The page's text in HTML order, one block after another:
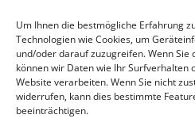
Um Ihnen die bestmögliche Erfahrung
Technologien wie Cookies, um
und/oder darauf zuzugreifen. Wenn Sie
können wir Daten wie Ihr Surfverhalten
Website verarbeiten. Wenn Sie nicht
widerrufen, kann dies bestimmte
beeinträchtigen.
Datenschutz
Impressum
SPENDEN
Mit Ihrer Spende
eine Plattform für alle